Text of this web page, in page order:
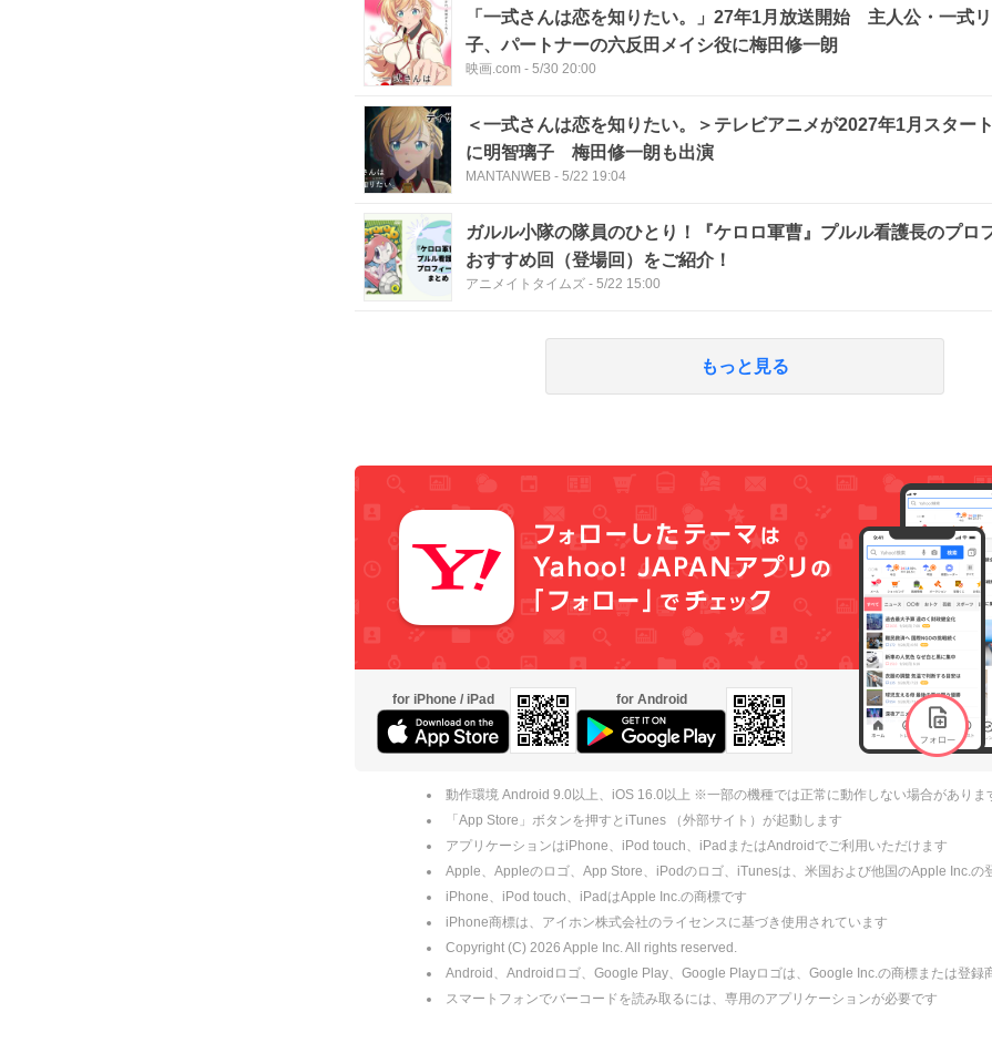
「一式さんは恋を知りたい。」27年1月放送開始 主人公・一式
子、パートナーの六反田メイシ役に梅田修一朗
映画.com - 5/30 20:00
＜一式さんは恋を知りたい。＞テレビアニメが2027年1月スタ
に明智璃子 梅田修一朗も出演
MANTANWEB - 5/22 19:04
ガルル小隊の隊員のひとり！『ケロロ軍曹』プルル看護長のプロ
おすすめ回（登場回）をご紹介！
アニメイトタイムズ - 5/22 15:00
もっと見る
for iPhone / iPad for Android
動作環境 Android 9.0以上、iOS 16.0以上 ※一部の機種では正常に動作しない場合がありま
「App Store」ボタンを押すとiTunes （外部サイト）が起動します
アプリケーションはiPhone、iPod touch、iPadまたはAndroidでご利用いただけます
Apple、Appleのロゴ、App Store、iPodのロゴ、iTunesは、米国および他国のApple Inc.の
iPhone、iPod touch、iPadはApple Inc.の商標です
iPhone商標は、アイホン株式会社のライセンスに基づき使用されています
Copyright (C) 2026 Apple Inc. All rights reserved.
Android、Androidロゴ、Google Play、Google Playロゴは、Google Inc.の商標または登録
スマートフォンでバーコードを読み取るには、専用のアプリケーションが必要です